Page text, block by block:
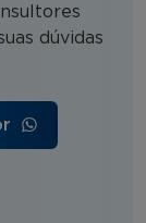
dúvidas